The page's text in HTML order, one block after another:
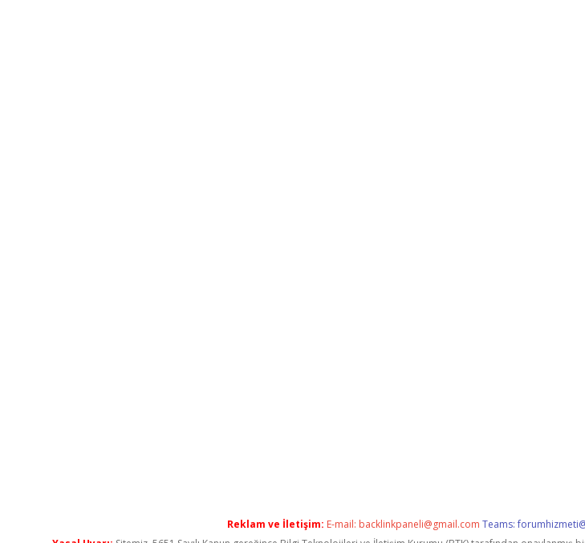
Reklam ve İletişim: E-mail: backlinkpaneli@gmail.com Teams: